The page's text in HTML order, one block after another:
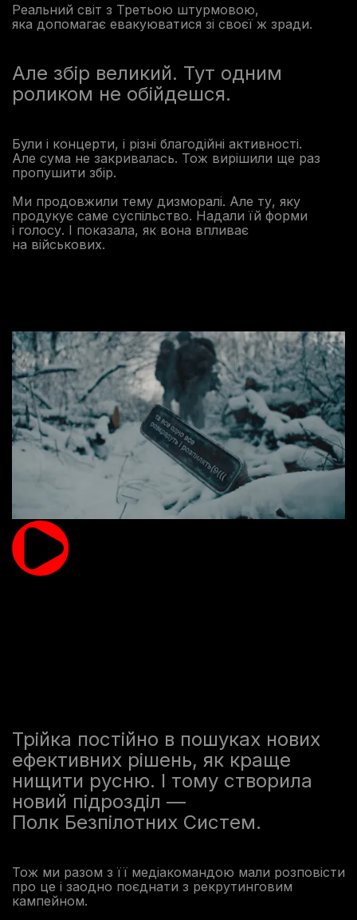
Реальний світ з Третьою штурмовою,
яка допомагає евакуюватися зі своєї ж зради.
Але збір великий. Тут одним
роликом не обійдешся.
Були і концерти, і різні благодійні активності.
Але сума не закривалась. Тож вирішили ще раз
пропушити збір.
Ми продовжили тему дизморалі. Але ту, яку
продукує саме суспільство. Надали їй форми
і голосу. І показала, як вона впливає
на військових.
Трійка постійно в пошуках нових
ефективних рішень, як краще
нищити русню. І тому створила
новий підрозділ —
Полк Безпілотних Систем.
Тож ми разом з її медіакомандою мали розповісти
про це і заодно поєднати з рекрутинговим
кампейном.